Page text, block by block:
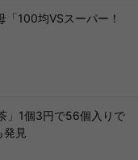
100均VSスーパー！
」1個3円で56個入りで
発見